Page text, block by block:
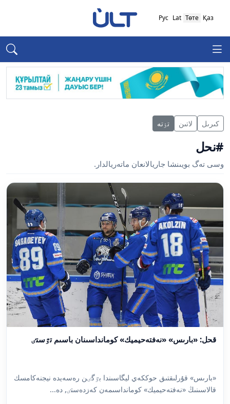
Қаз
Төте
Lat
Рус
كىرىل لاتىن تٶتە
#نحل
وسى تەگ بويىنشا جاريالانعان ماتەريالدار.
قحل: «بارىس» «نەفتەحيميك» كومانداسىنان باسىم تٷستٸ
«بارىس» قۇرلىقتىق حوككەي ليگاسىندا بٷگٸن رەسەيدە نيجنەكامسك
قالاسىنىڭ «نەفتەحيميك» كومانداسىمەن كەزدەستٸ, دە...